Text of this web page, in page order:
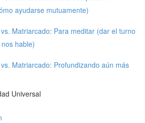
ayudarse mutuamente)
Matriarcado: Para meditar (dar el turno
hable)
Matriarcado: Profundizando aún más
Universal